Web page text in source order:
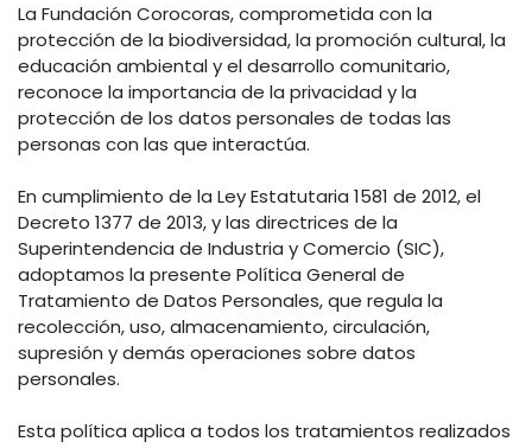
La Fundación Corocoras, comprometida con la
protección de la biodiversidad, la promoción cultural, la
educación ambiental y el desarrollo comunitario,
reconoce la importancia de la privacidad y la
protección de los datos personales de todas las
personas con las que interactúa.
En cumplimiento de la Ley Estatutaria 1581 de 2012, el
Decreto 1377 de 2013, y las directrices de la
Superintendencia de Industria y Comercio (SIC),
adoptamos la presente Política General de
Tratamiento de Datos Personales, que regula la
recolección, uso, almacenamiento, circulación,
supresión y demás operaciones sobre datos
personales.
Esta política aplica a todos los tratamientos realizados